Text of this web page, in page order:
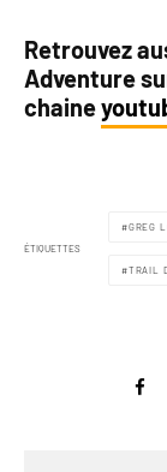
Retrouvez
Adventure
chaine
ÉTIQUETTES
GREG
TRAIL